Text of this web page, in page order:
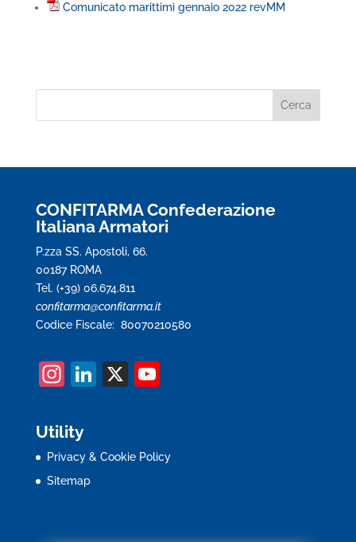
Comunicato marittimi gennaio 2022 revMM
CONFITARMA Confederazione
Italiana Armatori
P.zza SS. Apostoli, 66.
00187 ROMA
Tel. (+39) 06.674.811
confitarma@confitarma.it
Codice Fiscale: 80070210580
In
a
gr
a
Li
e
X Y
T
Utility
Privacy & Cookie Policy
Sitemap